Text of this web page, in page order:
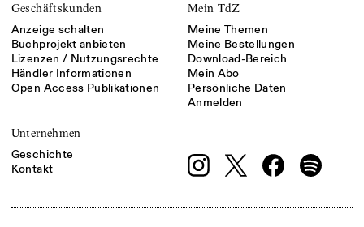
Geschäftskunden
Anzeige schalten
Buchprojekt anbieten
Lizenzen / Nutzungsrechte
Händler Informationen
Open Access Publikationen
Mein TdZ
Meine Themen
Meine Bestellungen
Download-Bereich
Mein Abo
Persönliche Daten
Anmelden
Unternehmen
Geschichte
Kontakt